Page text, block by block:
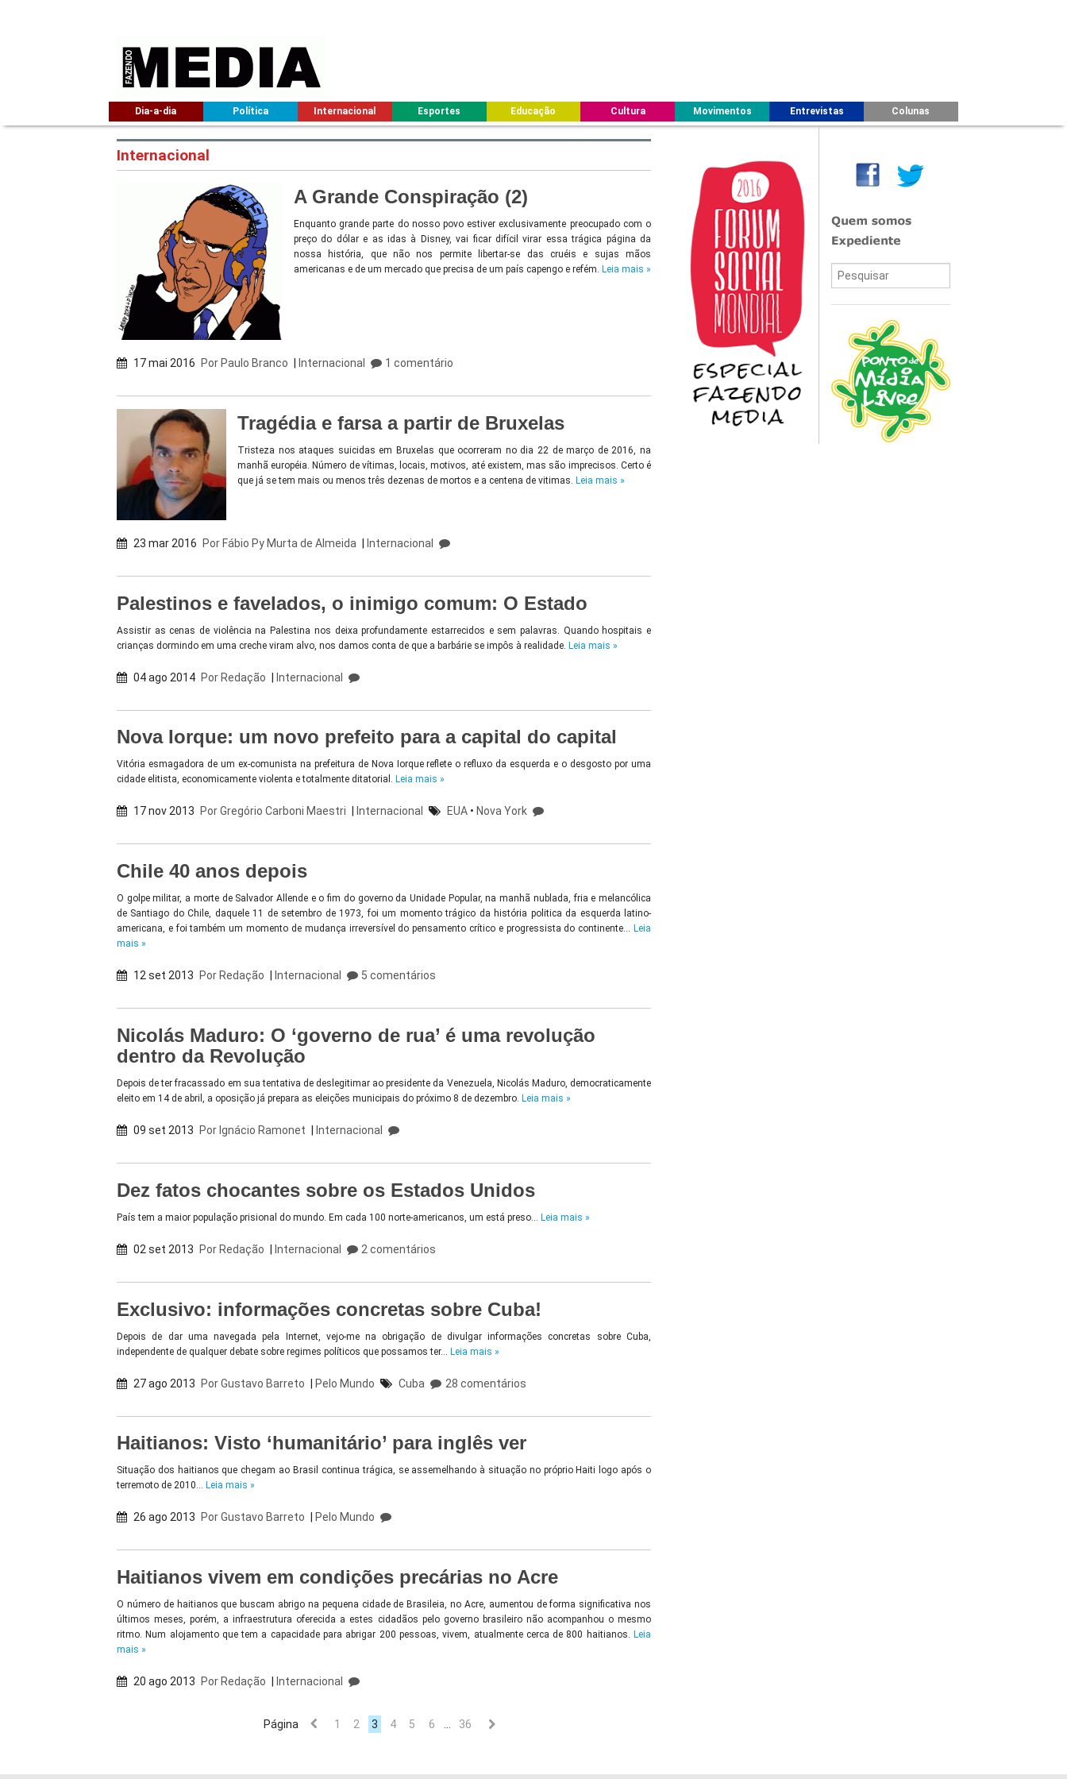
Dia-a-dia Política Internacional Esportes Educação Cultura Movimentos Entrevistas Colunas
Internacional
A Grande Conspiração (2)
Enquanto grande parte do nosso povo estiver exclusivamente preocupado com o
preço do dólar e as idas à Disney, vai ficar difícil virar essa trágica página da
nossa história, que não nos permite libertar-se das cruéis e sujas mãos
americanas e de um mercado que precisa de um país capengo e refém. Leia mais »
17 mai 2016 Por Paulo Branco Internacional 1 comentário
Tragédia e farsa a partir de Bruxelas
Tristeza nos ataques suicidas em Bruxelas que ocorreram no dia 22 de março de 2016, na
manhã européia. Número de vítimas, locais, motivos, até existem, mas são imprecisos. Certo é
que já se tem mais ou menos três dezenas de mortos e a centena de vitimas. Leia mais »
23 mar 2016 Por Fábio Py Murta de Almeida Internacional
Palestinos e favelados, o inimigo comum: O Estado
Assistir as cenas de violência na Palestina nos deixa profundamente estarrecidos e sem palavras. Quando hospitais e
crianças dormindo em uma creche viram alvo, nos damos conta de que a barbárie se impôs à realidade. Leia mais »
04 ago 2014 PorRedação |Internacional
Nova Iorque: um novo prefeito para a capital do capital
Vitória esmagadora de um ex-comunista na prefeitura de Nova Iorque reflete o refluxo da esquerda e o desgosto por uma
cidade elitista, economicamente violenta e totalmente ditatorial. Leia mais »
17 nov 2013 PorGregório Carboni Maestri Internacional EUA • Nova York
Chile 40 anos depois
O golpe militar, a morte de Salvador Allende e o fim do governo da Unidade Popular, na manhã nublada, fria e melancólica
de Santiago do Chile, daquele 11 de setembro de 1973, foi um momento trágico da história politica da esquerda latino-
americana, e foi também um momento de mudança irreversível do pensamento crítico e progressista do continente… Leia
mais »
12 set 2013 Por Redação Internacional 5 comentários
Nicolás Maduro: O ‘governo de rua’ é uma revolução
dentro da Revolução
Depois de ter fracassado em sua tentativa de deslegitimar ao presidente da Venezuela, Nicolás Maduro, democraticamente
eleito em 14 de abril, a oposição já prepara as eleições municipais do próximo 8 de dezembro. Leia mais »
09 set 2013 Por Ignácio Ramonet Internacional
Dez fatos chocantes sobre os Estados Unidos
País tem a maior população prisional do mundo. Em cada 100 norte-americanos, um está preso… Leia mais »
02 set 2013 Por Redação Internacional 2 comentários
Exclusivo: informações concretas sobre Cuba!
Depois de dar uma navegada pela Internet, vejo-me na obrigação de divulgar informações concretas sobre Cuba,
independente de qualquer debate sobre regimes políticos que possamos ter… Leia mais »
27 ago 2013 PorGustavo Barreto |Pelo Mundo Cuba 28 comentários
Haitianos: Visto ‘humanitário’ para inglês ver
Situação dos haitianos que chegam ao Brasil continua trágica, se assemelhando à situação no próprio Haiti logo após o
terremoto de 2010… Leia mais »
26 ago 2013 PorGustavo Barreto Pelo Mundo
Haitianos vivem em condições precárias no Acre
O número de haitianos que buscam abrigo na pequena cidade de Brasileia, no Acre, aumentou de forma significativa nos
últimos meses, porém, a infraestrutura oferecida a estes cidadãos pelo governo brasileiro não acompanhou o mesmo
ritmo. Num alojamento que tem a capacidade para abrigar 200 pessoas, vivem, atualmente cerca de 800 haitianos. Leia
mais »
20 ago 2013 Por Redação Internacional
Página 1 2 3 4 5 6 36